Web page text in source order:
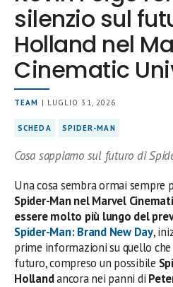
silenzio sul
Holland nel
Cinematic
TEAM | LUGLIO 31, 2026
SCHEDA SPIDER-MAN
Cosa sappiamo sul futuro di
Una cosa sembra ormai sempre
Spider-Man nel Marvel
essere molto più lungo del
Spider-Man: Brand New Day,
prime informazioni su quello
futuro, compreso un possibile
Hollandancora nei panni di